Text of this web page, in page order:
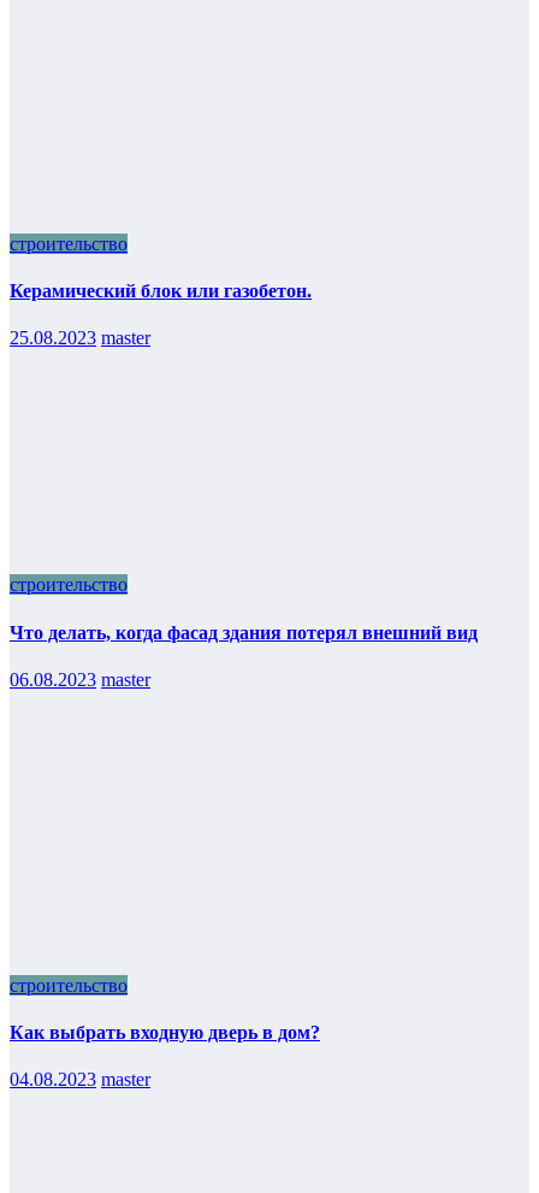
строительство
Керамический блок или газобетон.
25.08.2023 master
строительство
Что делать, когда фасад здания потерял внешний вид
06.08.2023 master
строительство
Как выбрать входную дверь в дом?
04.08.2023 master